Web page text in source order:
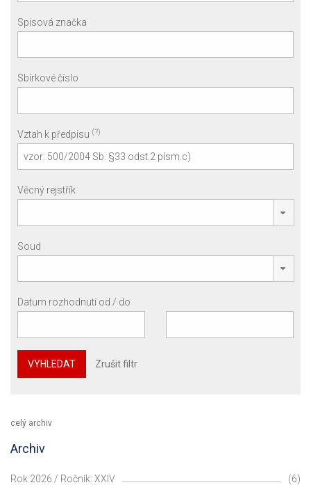
Spisová značka
Sbírkové číslo
Vztah k předpisu (?)
Věcný rejstřík
Soud
Datum rozhodnutí od / do
VYHLEDAT Zrušit filtr
celý archiv
Archiv
Rok 2026 / Ročník: XXIV (6)